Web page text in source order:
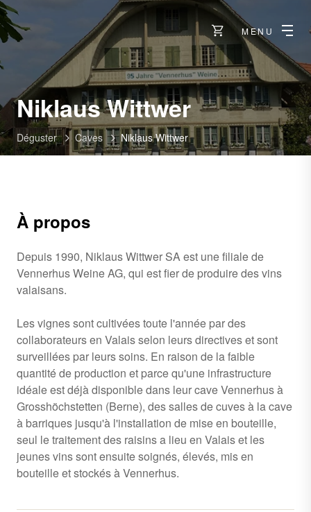
MENU
Niklaus Wittwer-
Bramois
Déguster Caves Niklaus Wittwer
À propos
Depuis 1990, Niklaus Wittwer SA est une filiale de
Vennerhus Weine AG, qui est fier de produire des vins
valaisans.
Les vignes sont cultivées toute l'année par des
collaborateurs en Valais selon leurs directives et sont
surveillées par leurs soins. En raison de la faible
quantité de production et parce qu'une infrastructure
idéale est déjà disponible dans leur cave Vennerhus à
Grosshöchstetten (Berne), des salles de cuves à la cave
à barriques jusqu'à l'installation de mise en bouteille,
seul le traitement des raisins a lieu en Valais et les
jeunes vins sont ensuite soignés, élevés, mis en
bouteille et stockés à Vennerhus.